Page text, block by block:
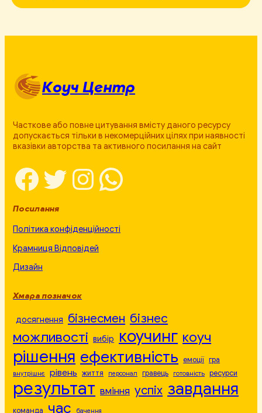
Коуч Центр
Часткове або повне цитування вмісту даного ресурсу
допускається тільки в некомерційних цілях при наявності
вказівки авторства та активного посилання на сайт
Facebook Twitter InstagramWhatsApp
Посилання
Політика конфіденційності
Крамниця Відповідей
Дизайн
Хмара позначок
досягнення бізнесмен бізнес
можливості вибір коучинг коуч
рішення ефективність емоції гра
внутрішнє рівень життя персонал гравець готовність ресурси
результат вміння успіх завдання
команда час бачення